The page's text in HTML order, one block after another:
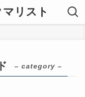
リスト
– category –